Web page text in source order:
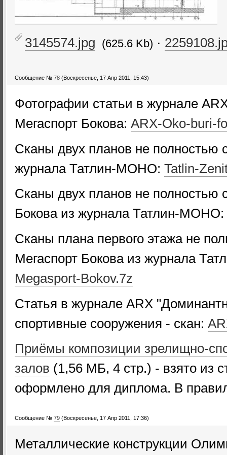
3145574.jpg (625.6 Kb) ·
Сообщение № 78 (Воскресенье, 17 Апр 2011, 15:43)
Фотографии статьи в журнале
Мегаспорт Бокова: ARX-Oko-buri-
Сканы двух планов не полностью
журнала Татлин-МОНО: Tatlin-
Сканы двух планов не полностью
Бокова из журнала Татлин-МОНО:
Сканы плана первого этажа не
Мегаспорт Бокова из журнала
Megasport-Bokov.7z
Статья в журнале ARX
спортивные сооружения - скан:
Приёмы композиции зрелищно-
залов (1,56 МБ, 4 стр.) - взято из
оформлено для диплома. В
Сообщение № 79 (Воскресенье, 17 Апр 2011, 17:36)
Металлические конструкции